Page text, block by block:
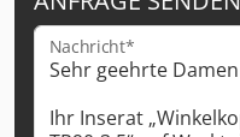
Nachricht*